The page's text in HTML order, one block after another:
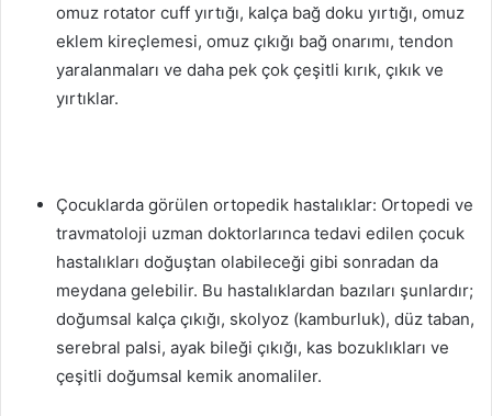
omuz rotator cuff yırtığı, kalça bağ doku yırtığı, omuz
eklem kireçlemesi, omuz çıkığı bağ onarımı, tendon
yaralanmaları ve daha pek çok çeşitli kırık, çıkık ve
yırtıklar.
Çocuklarda görülen ortopedik hastalıklar: Ortopedi ve
travmatoloji uzman doktorlarınca tedavi edilen çocuk
hastalıkları doğuştan olabileceği gibi sonradan da
meydana gelebilir. Bu hastalıklardan bazıları şunlardır;
doğumsal kalça çıkığı, skolyoz (kamburluk), düz taban,
serebral palsi, ayak bileği çıkığı, kas bozuklıkları ve
çeşitli doğumsal kemik anomaliler.